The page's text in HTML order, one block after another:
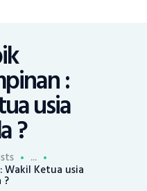
:
usia
?
...
Wakil Ketua usia
?